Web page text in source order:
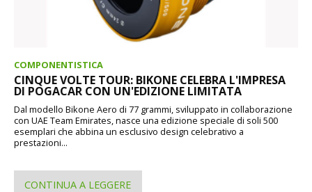
COMPONENTISTICA
CINQUE VOLTE TOUR: BIKONE CELEBRA L'IMPRESA
DI POGACAR CON UN'EDIZIONE LIMITATA
Dal modello Bikone Aero di 77 grammi, sviluppato in collaborazione
con UAE Team Emirates, nasce una edizione speciale di soli 500
esemplari che abbina un esclusivo design celebrativo a
prestazioni...
CONTINUA A LEGGERE